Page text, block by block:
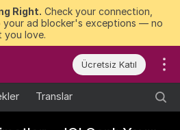
Right. Check your connection,
your ad blocker's exceptions — no
you love.
Ücretsiz Katıl
Translar